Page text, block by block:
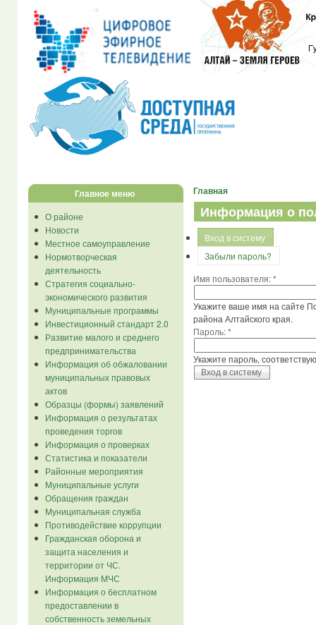
Главное меню
О районе
Новости
Местное самоуправление
Нормотворческая
деятельность
Стратегия социально-
экономического развития
Муниципальные программы
Инвестиционный стандарт 2.0
Развитие малого и среднего
предпринимательства
Информация об обжаловании
муниципальных правовых
актов
Образцы (формы) заявлений
Информация о результатах
проведения торгов
Информация о проверках
Статистика и показатели
Районные мероприятия
Муниципальные услуги
Обращения граждан
Муниципальная служба
Противодействие коррупции
Гражданская оборона и
защита населения и
территории от ЧС.
Информация МЧС
Информация о бесплатном
предоставлении в
собственность земельных
Главная
Информация о
Вход в систему
Забыли пароль?
Имя пользователя:*
Укажите ваше имя на сайте
района Алтайского края.
Пароль:*
Укажите пароль,